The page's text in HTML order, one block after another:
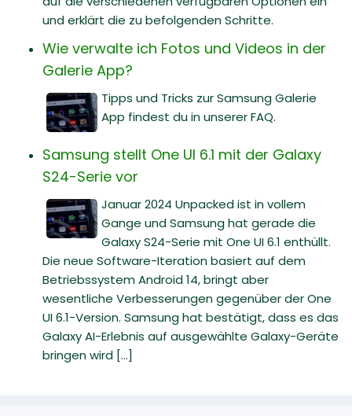
und erklärt die zu befolgenden Schritte.
Wie verwalte ich Fotos und Videos in der
Galerie App?
Tipps und Tricks zur Samsung Galerie
App findest du in unserer FAQ.
Samsung stellt One UI 6.1 mit der Galaxy
S24-Serie vor
Januar 2024 Unpacked ist in vollem
Gange und Samsung hat gerade die
Galaxy S24-Serie mit One UI 6.1 enthüllt.
Die neue Software-Iteration basiert auf dem
Betriebssystem Android 14, bringt aber
wesentliche Verbesserungen gegenüber der One
UI 6.1-Version. Samsung hat bestätigt, dass es das
Galaxy AI-Erlebnis auf ausgewählte Galaxy-Geräte
bringen wird [...]